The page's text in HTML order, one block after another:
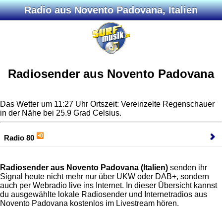
Radio aus Novento Padovana, Italien
Radiosender aus Novento Padovana
Das Wetter um 11:27 Uhr Ortszeit: Vereinzelte Regenschauer
in der Nähe bei 25.9 Grad Celsius.
Radio 80
Radiosender aus Novento Padovana (Italien) senden ihr
Signal heute nicht mehr nur über UKW oder DAB+, sondern
auch per Webradio live ins Internet. In dieser Übersicht kannst
du ausgewählte lokale Radiosender und Internetradios aus
Novento Padovana kostenlos im Livestream hören.